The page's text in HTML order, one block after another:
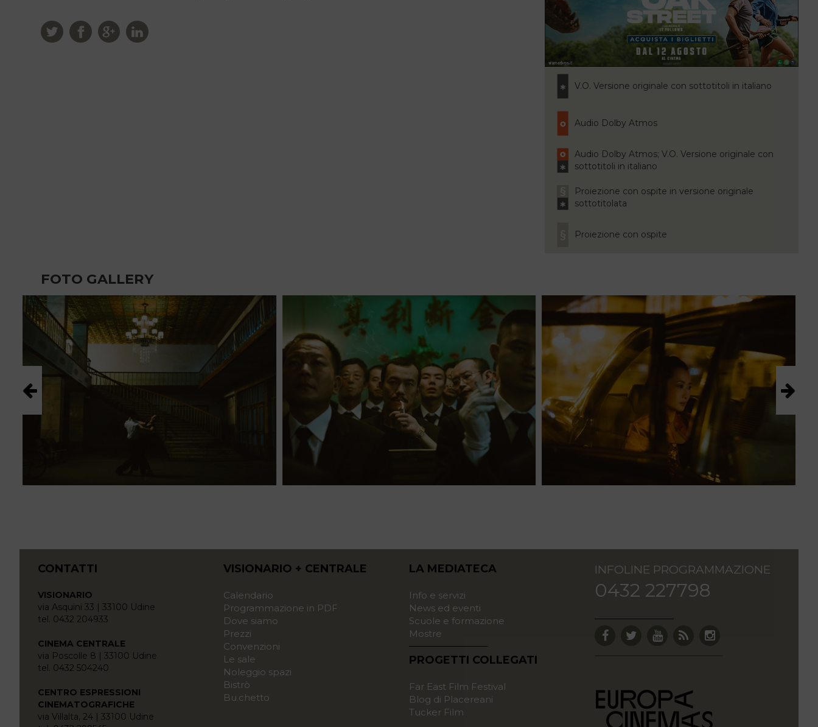
V.O. Versione originale con sottotitoli in italiano
Audio Dolby Atmos
Audio Dolby Atmos; V.O. Versione originale con
sottotitoli in italiano
Proiezione con ospite in versione originale
sottotitolata
Proiezione con ospite
FOTO GALLERY
CONTATTI
VISIONARIO
via Asquini 33 | 33100 Udine
tel. 0432 204933
CINEMA CENTRALE
via Poscolle 8 | 33100 Udine
tel. 0432 504240
CENTRO ESPRESSIONI
CINEMATOGRAFICHE
via Villalta, 24 | 33100 Udine
VISIONARIO + CENTRALE
Calendario
Programmazione in PDF
Dove siamo
Prezzi
Convenzioni
Le sale
Noleggio spazi
Bistrò
Bu.chetto
LA MEDIATECA
Info e servizi
News ed eventi
Scuole e formazione
Mostre
PROGETTI COLLEGATI
Far East Film Festival
Blog di Placereani
Tucker Film
INFOLINE PROGRAMMAZIONE
0432 227798